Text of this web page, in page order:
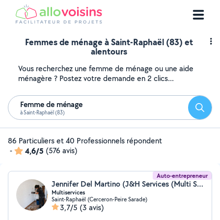
Femmes de ménage à Saint-Raphaël (83) et
alentours
Vous recherchez une femme de ménage ou une aide
ménagère ? Postez votre demande en 2 clics...
Femme de ménage
à Saint-Raphaël (83)
86 Particuliers et 40 Professionnels répondent
-
4,6/5 (576 avis)
Auto-entrepreneur
Jennifer Del Martino (J&H Services (Multi Services Logements))
Multiservices
Saint-Raphaël (Cerceron-Peire Sarade)
3,7/5 (3 avis)